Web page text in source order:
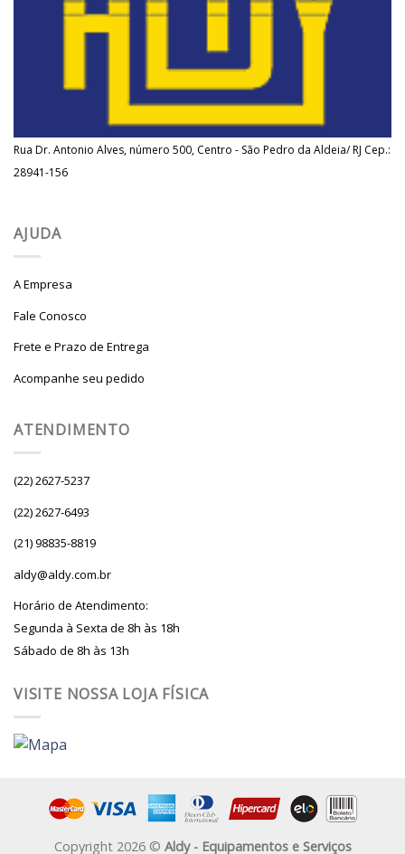
Rua Dr. Antonio Alves, número 500, Centro - São Pedro da Aldeia/ RJ Cep.:
28941-156
AJUDA
A Empresa
Fale Conosco
Frete e Prazo de Entrega
Acompanhe seu pedido
ATENDIMENTO
(22) 2627-5237
(22) 2627-6493
(21) 98835-8819
aldy@aldy.com.br
Horário de Atendimento:
Segunda à Sexta de 8h às 18h
Sábado de 8h às 13h
VISITE NOSSA LOJA FÍSICA
Copyright 2026 © Aldy - Equipamentos e Serviços